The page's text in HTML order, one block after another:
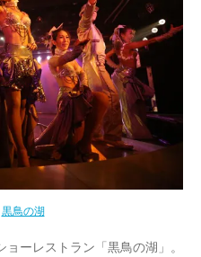
黒鳥の湖
ーレストラン「黒鳥の湖」。